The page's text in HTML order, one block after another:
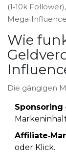
(1‑10k
Wie
Die gängigen
Sponsoring
oder Klick.